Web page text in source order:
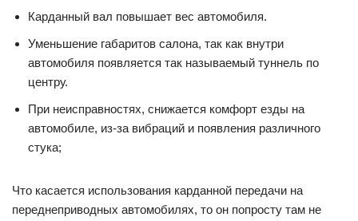
Карданный вал повышает вес автомобиля.
Уменьшение габаритов салона, так как внутри
автомобиля появляется так называемый туннель по
центру.
При неисправностях, снижается комфорт езды на
автомобиле, из-за вибраций и появления различного
стука;
Что касается использования карданной передачи на
переднеприводных автомобилях, то он попросту там не